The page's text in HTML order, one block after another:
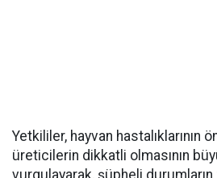
Yetkililer, hayvan hastalıklarının
üreticilerin dikkatli olmasının